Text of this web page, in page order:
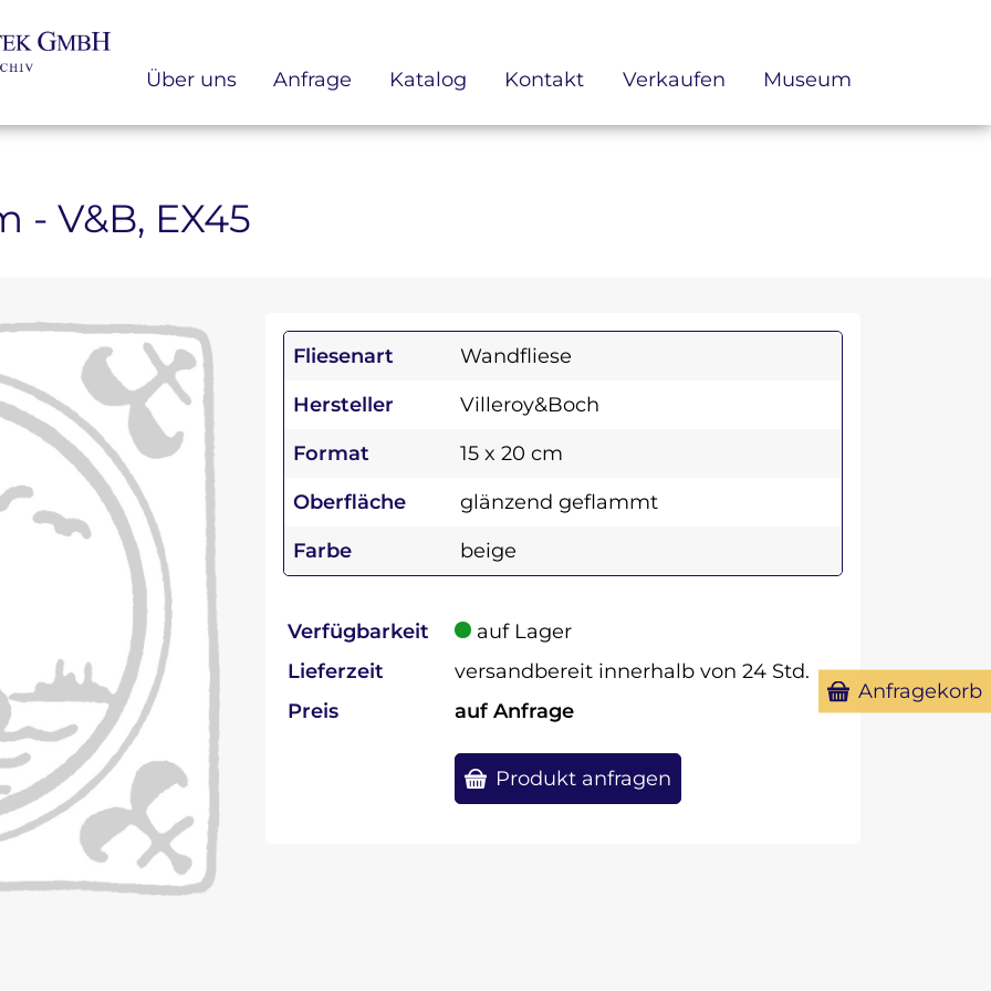
Über uns Anfrage Katalog Kontakt Verkaufen Museum
- V&B, EX45
Fliesenart
Wandfliese
Hersteller
Villeroy&Boch
Format
15 x 20 cm
Oberfläche
glänzend geflammt
Farbe
beige
Verfügbarkeit
auf Lager
Lieferzeit
versandbereit innerhalb von 24 Std.
Preis
auf Anfrage
Produkt anfragen
Anfragekorb